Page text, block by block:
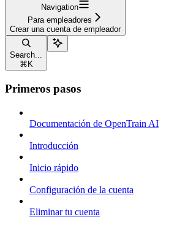
Navigation
Para empleadores
Crear una cuenta de empleador
Search...
⌘ K
Primeros pasos
Documentación de OpenTrain AI
Introducción
Inicio rápido
Configuración de la cuenta
Eliminar tu cuenta